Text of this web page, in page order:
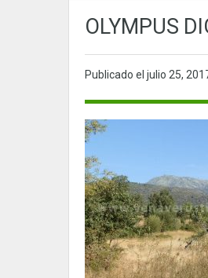
OLYMPUS
Publicado el julio 25,